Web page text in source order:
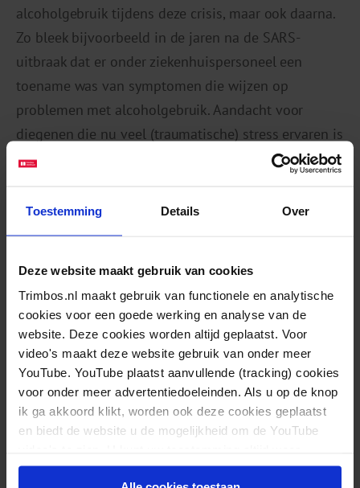
Toestemming Details Over
Deze website maakt gebruik van cookies
Trimbos.nl maakt gebruik van functionele en analytische
cookies voor een goede werking en analyse van de
website. Deze cookies worden altijd geplaatst. Voor
video's maakt deze website gebruik van onder meer
YouTube. YouTube plaatst aanvullende (tracking) cookies
voor onder meer advertentiedoeleinden. Als u op de knop
ik ga akkoord klikt, worden ook deze cookies geplaatst
en biedt de website u de mogelijkheid om de YouTube
intrekken.
alcoholgebruik tijdens deze crisis, maar ook daarna.
Zo bleek bijvoorbeeld in de jaren na de SARS-
uitbraak dat er onder ziekenhuispersoneel een
toename was van symptomen die wijzen op
problemen met alcoholgebruik. Aandacht voor
diegenen die nu veel (traumatische) stress ervaren is
dus ook komende jaren belangrijk.
Huiselijke spanningen
voor huiselijk geweld, maar de rol van alcohol werd
daarbij vrijwel niet genoemd. Nu het alcoholgebruik
zich naar de thuissituatie verschuift is dat wel
degelijk iets om rekening mee te houden. Alcohol
kan bij mensen die al aanleg hebben voor impulsief
of agressief gedrag het risico vergroten op
(huiselijk) geweld. De toename van
alcoholconsumptie in de thuissituatie, in combinatie
met toegenomen huiselijke spanningen, kan tot